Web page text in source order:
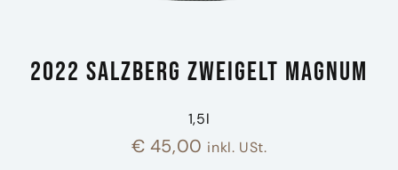
2022 Salzberg Zweigelt Magnum
1,5l
€ 45,00 inkl. USt.